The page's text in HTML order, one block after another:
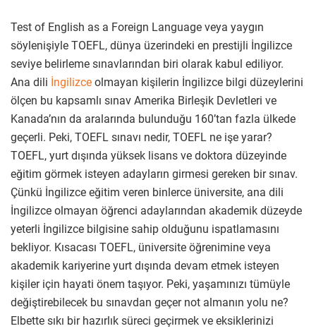
Test of English as a Foreign Language veya yaygın
söylenişiyle TOEFL, dünya üzerindeki en prestijli İngilizce
seviye belirleme sınavlarından biri olarak kabul ediliyor.
Ana dili İngilizce olmayan kişilerin İngilizce bilgi düzeylerini
ölçen bu kapsamlı sınav Amerika Birleşik Devletleri ve
Kanada’nın da aralarında bulunduğu 160’tan fazla ülkede
geçerli. Peki, TOEFL sınavı nedir, TOEFL ne işe yarar?
TOEFL, yurt dışında yüksek lisans ve doktora düzeyinde
eğitim görmek isteyen adayların girmesi gereken bir sınav.
Çünkü İngilizce eğitim veren binlerce üniversite, ana dili
İngilizce olmayan öğrenci adaylarından akademik düzeyde
yeterli İngilizce bilgisine sahip olduğunu ispatlamasını
bekliyor. Kısacası TOEFL, üniversite öğrenimine veya
akademik kariyerine yurt dışında devam etmek isteyen
kişiler için hayati önem taşıyor. Peki, yaşamınızı tümüyle
değiştirebilecek bu sınavdan geçer not almanın yolu ne?
Elbette sıkı bir hazırlık süreci geçirmek ve eksiklerinizi